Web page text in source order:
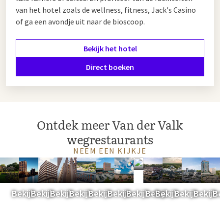
van het hotel zoals de wellness, fitness, Jack's Casino
of ga een avondje uit naar de bioscoop.
Bekijk het hotel
Direct boeken
Ontdek meer Van der Valk
wegrestaurants
NEEM EEN KIJKJE
Langs
de
A1
Bekijk
Langs
de
A2
Bekijk
Langs
de
A4
Bekijk
Langs
de
A6
Bekijk
Langs
de
A12
Bekijk
Langs
de
A15
Bekijk
Langs
de
A27
Bekijk
Langs
de
A28
Bekijk
Langs
de
A50
Bekijk
Langs
de
A58
Bekijk
de
A59
Bekijk